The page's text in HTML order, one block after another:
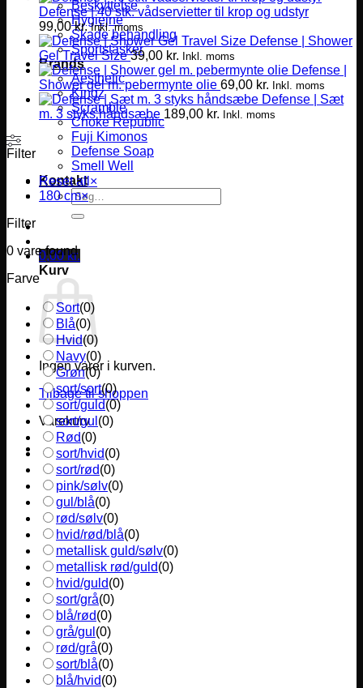
Beskyttelse
Hygiejne
Skade behandling
Sportstasker
Brands
Aesthetic
Kingz
Scramble
Choke Republic
Fuji Kimonos
Defense Soap
Smell Well
Kontakt
Søg
efter:
0,00 kr.
Kurv
Ingen varer i kurven.
Tilbage til shoppen
Varekurv
Defense | 40 stk. vådservietter til krop og udstyr
99,00kr. Inkl. moms
Defense | Shower
Gel Travel Size 39,00 kr. Inkl. moms
Defense |
Shower gel m. pebermynte olie 69,00 kr. Inkl. moms
Defense | Sæt
m. 3 styks håndsæbe 189,00 kr. Inkl. moms
Filter
Reset all ×
180 cm×
Filter
0 vare found
Farve
Sort(0)
Blå(0)
Hvid(0)
Navy(0)
Grøn(0)
sort/sort(0)
sort/guld(0)
sort/gul (0)
Rød(0)
sort/hvid(0)
sort/rød(0)
pink/sølv(0)
gul/blå(0)
rød/sølv(0)
hvid/rød/blå(0)
metallisk guld/sølv(0)
metallisk rød/guld(0)
hvid/guld(0)
sort/grå(0)
blå/rød(0)
grå/gul (0)
rød/grå(0)
sort/blå(0)
blå/hvid(0)